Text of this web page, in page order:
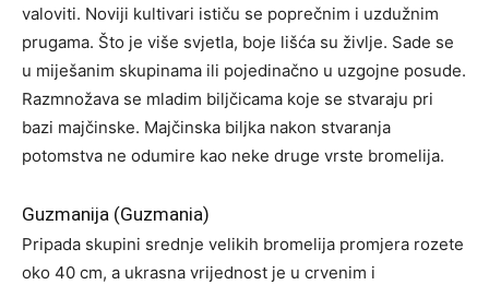
valoviti. Noviji kultivari ističu se poprečnim i uzdužnim
prugama. Što je više svjetla, boje lišća su življe. Sade se
u miješanim skupinama ili pojedinačno u uzgojne posude.
Razmnožava se mladim biljčicama koje se stvaraju pri
bazi majčinske. Majčinska biljka nakon stvaranja
potomstva ne odumire kao neke druge vrste bromelija.
Guzmanija (Guzmania)
Pripada skupini srednje velikih bromelija promjera rozete
oko 40 cm, a ukrasna vrijednost je u crvenim i